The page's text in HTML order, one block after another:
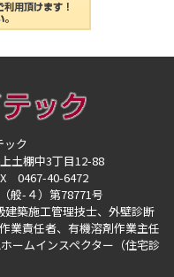
ック
土棚中3丁目12-88
0467-40-6472
般-４）第78771号
築施工管理技士、外壁診断
業責任者、有機溶剤作業主任
ームインスペクター（住宅診